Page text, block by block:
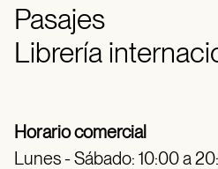
Pasajes
Librería
Horario comercial
Lunes - Sábado: 10:00 a